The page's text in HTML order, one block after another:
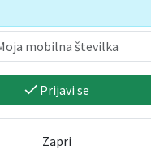
19 20 21 22
26
Prijavi se
Zapri